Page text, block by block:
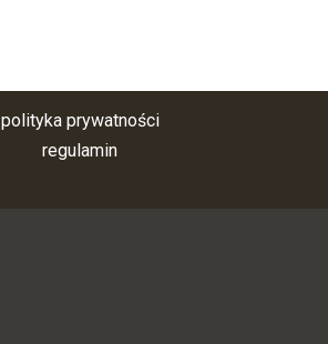
polityka prywatności
regulamin